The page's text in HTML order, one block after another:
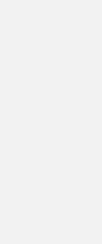
EN SUCCÈS